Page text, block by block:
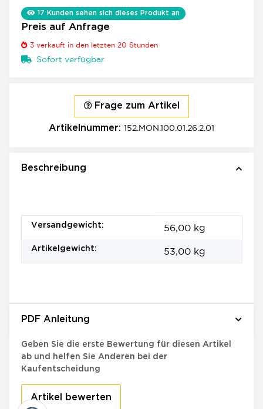
17 Kunden sehen sich dieses Produkt an
Preis auf Anfrage
3 verkauft in den letzten 20 Stunden
Sofort verfügbar
Frage zum Artikel
Artikelnummer: 152.MON.100.01.26.2.01
Beschreibung
Produkteigenschaft
Wert
Versandgewicht: 56,00 kg
Artikelgewicht: 53,00 kg
PDF Anleitung
Bewertungen
Geben Sie die erste Bewertung für diesen Artikel
ab und helfen Sie Anderen bei der
Kaufentscheidung
Artikel bewerten